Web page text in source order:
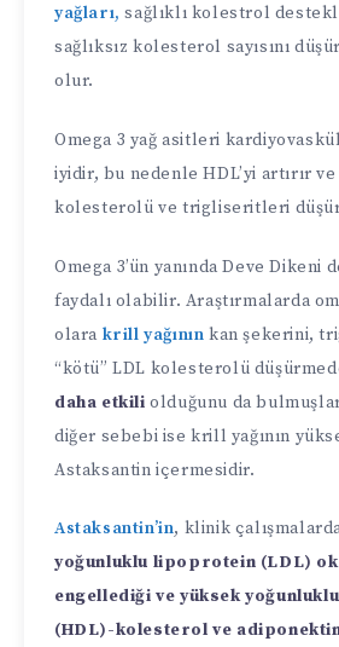
yağları, sağlıklı kolestrol
sağlıksız kolesterol sayısını
olur.
Omega 3 yağ asitleri
iyidir, bu nedenle HDL’yi artırır
kolesterolü ve trigliseritleri
Omega 3’ün yanında Deve
faydalı olabilir. Araştırmalarda
olara krill yağınınkan şekerini,
“kötü” LDL kolesterolü
daha etkili olduğunu da
diğer sebebi ise krill yağının
Astaksantin içermesidir.
Astaksantin’in, klinik
yoğunluklu lipoprotein (LDL)
engellediği ve yüksek
(HDL)-kolesterol ve